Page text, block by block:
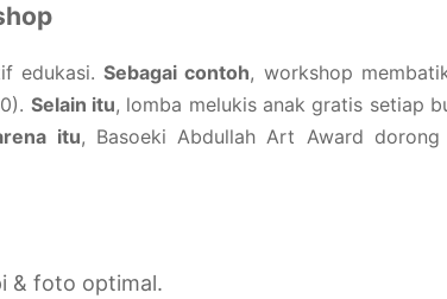
edukasi.Sebagai contoh, workshop
Selain itu, lomba melukis anak gratis setiap
itu, Basoeki Abdullah Art Award dorong
& foto optimal.